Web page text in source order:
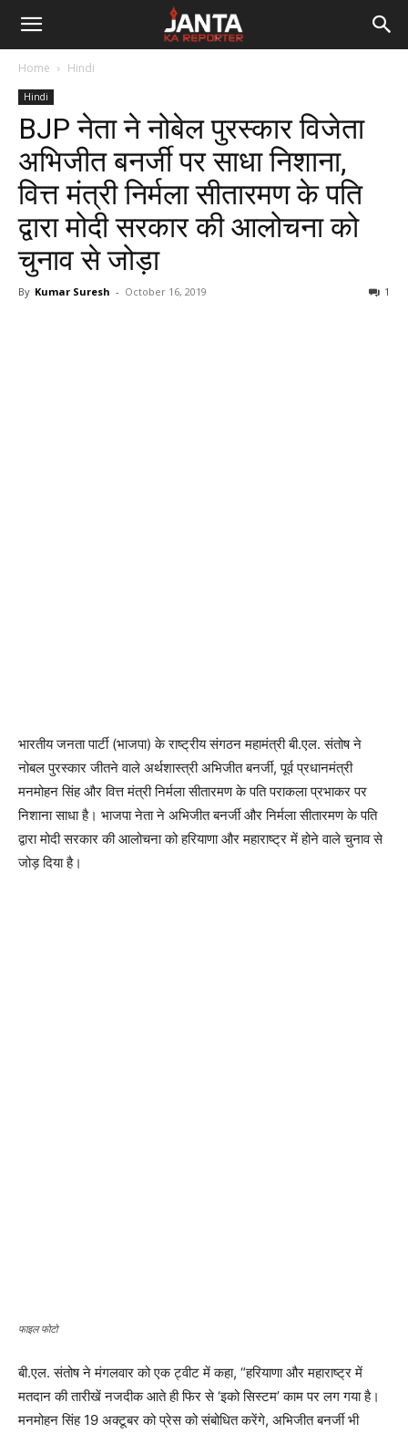
Janta
Reporter
Home Hindi
Hindi
BJP नेता ने नोबेल पुरस्कार विजेता
अभिजीत बनर्जी पर साधा निशाना,
वित्त मंत्री निर्मला सीतारमण के पति
द्वारा मोदी सरकार की आलोचना को
चुनाव से जोड़ा
By Kumar Suresh - October 16, 2019 1
भारतीय जनता पार्टी (भाजपा) के राष्ट्रीय संगठन महामंत्री बी.एल. संतोष ने
नोबल पुरस्कार जीतने वाले अर्थशास्त्री अभिजीत बनर्जी, पूर्व प्रधानमंत्री
मनमोहन सिंह और वित्त मंत्री निर्मला सीतारमण के पति पराकला प्रभाकर पर
निशाना साधा है। भाजपा नेता ने अभिजीत बनर्जी और निर्मला सीतारमण के पति
द्वारा मोदी सरकार की आलोचना को हरियाणा और महाराष्ट्र में होने वाले चुनाव से
जोड़ दिया है।
फाइल फोटो
बी.एल. संतोष ने मंगलवार को एक ट्वीट में कहा, “हरियाणा और महाराष्ट्र में
मतदान की तारीखें नजदीक आते ही फिर से ‘इको सिस्टम’ काम पर लग गया है।
मनमोहन सिंह 19 अक्टूबर को प्रेस को संबोधित करेंगे, अभिजीत बनर्जी भी